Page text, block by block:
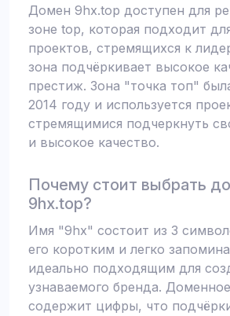
Домен 9hx.top доступен для
зоне top, которая подходит
проектов, стремящихся к
зона подчёркивает высокое
престиж. Зона "точка топ"
2014 году и используется
стремящимися подчеркнуть
и высокое качество.
Почему стоит выбрать
9hx.top?
Имя "9hx" состоит из 3
его коротким и легко
идеально подходящим для
узнаваемого бренда.
содержит цифры, что